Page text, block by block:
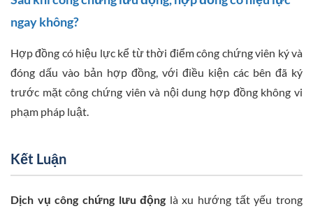
ngay không?
Hợp đồng có hiệu lực kể từ thời điểm công chứng viên ký và
đóng dấu vào bản hợp đồng, với điều kiện các bên đã ký
trước mặt công chứng viên và nội dung hợp đồng không vi
phạm pháp luật.
Kết Luận
Dịch vụ công chứng lưu động là xu hướng tất yếu trong